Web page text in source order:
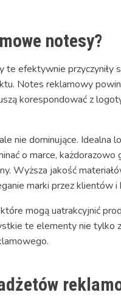
notesy?
te efektywnie przyczyniły
Notes reklamowy
korespondować z
nie dominujące. Idealna
o marce, każdorazowo
Wyższa jakość
marki przez klientów
mogą uatrakcyjnić
te elementy nie tylko